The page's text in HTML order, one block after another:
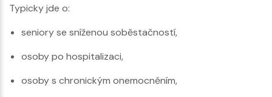
Typicky jde o:
seniory se sníženou soběstačností,
osoby po hospitalizaci,
osoby s chronickým onemocněním,